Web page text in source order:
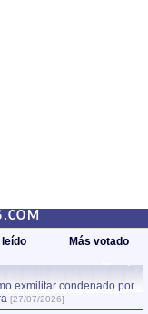
leído Más votado
exmilitar condenado por
[27/07/2026]